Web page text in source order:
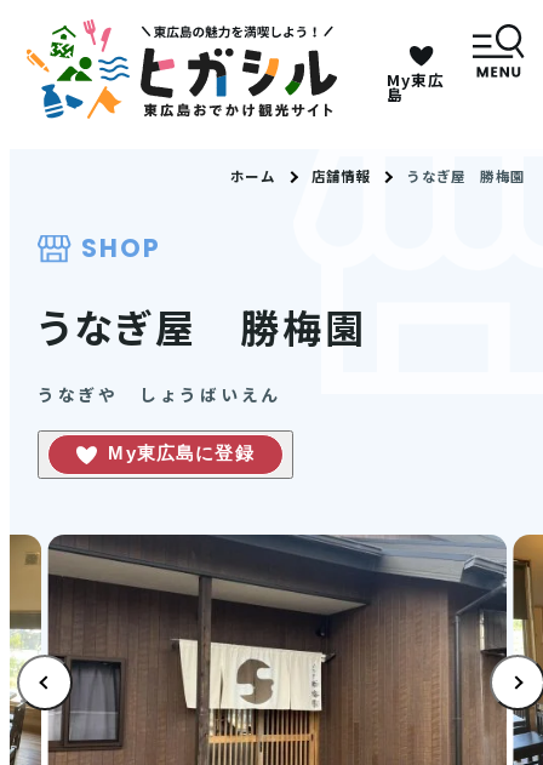
My東広
島
ホーム 店舗情報 うなぎ屋 勝梅園
SHOP
うなぎ屋 勝梅園
うなぎや しょうばいえん
My東広島に登録
キーワードは2つまで、30文字以内で検索してくだ
さい。
メニュー
イベント情報
店舗情報
体験・ガイド
モデルコース